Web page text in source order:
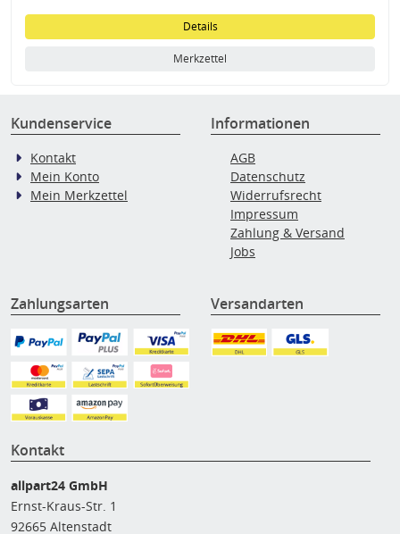
Details
Merkzettel
Kundenservice
Kontakt
Mein Konto
Mein Merkzettel
Informationen
AGB
Datenschutz
Widerrufsrecht
Impressum
Zahlung & Versand
Jobs
Zahlungsarten Versandarten
Kontakt
allpart24 GmbH
Ernst-Kraus-Str. 1
92665 Altenstadt